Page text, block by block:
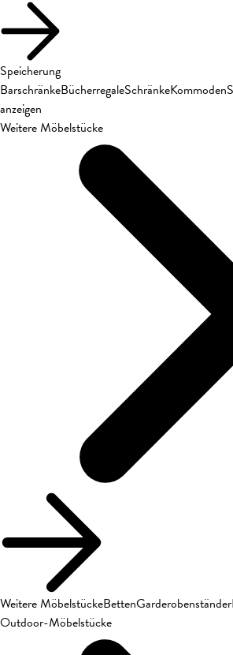
Speicherung
BarschränkeBücherregaleSchränkeKommoden
anzeigen
Weitere Möbelstücke
Weitere MöbelstückeBettenGarderobenständer
Outdoor-Möbelstücke